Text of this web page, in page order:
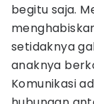
begitu saja.
setidaknya
anaknya
Komunikasi